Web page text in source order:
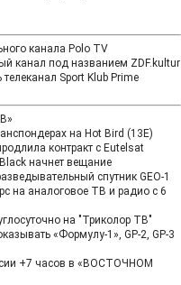
канала Polo TV
канал под названием ZDF.kultur
Sport Klub Prime
на Hot Bird (13Е)
контракт с Eutelsat
начнет вещание
спутник GEO-1
на аналоговое ТВ и радио с 6
на "Триколор ТВ"
«Формулу-1», GP-2, GP-3
+7 часов в «ВОСТОЧНОМ